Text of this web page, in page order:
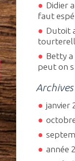
Didier
faut
Dutoit
Betty
peut on
Archives
janvier
année